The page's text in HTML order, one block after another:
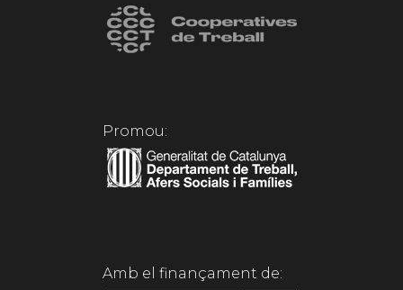
Promou:
Amb el finançament de: